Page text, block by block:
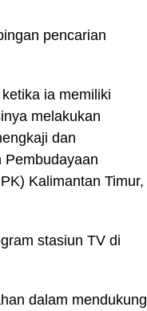
pencarian
ia memiliki
melakukan
dan
Pembudayaan
Kalimantan Timur,
stasiun TV di
dalam mendukung